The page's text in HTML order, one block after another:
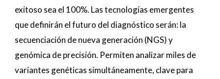
exitoso sea el 100%. Las tecnologías emergentes
que definirán el futuro del diagnóstico serán: la
secuenciación de nueva generación (NGS) y
genómica de precisión. Permiten analizar miles de
variantes genéticas simultáneamente, clave para